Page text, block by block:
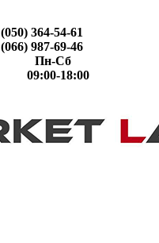
(050) 364-54-61
(066) 987-69-46
Пн-Сб
09:00-18:00